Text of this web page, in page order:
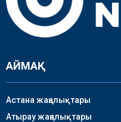
АЙМАҚ
Астана жаңалықтары
Атырау жаңалықтары